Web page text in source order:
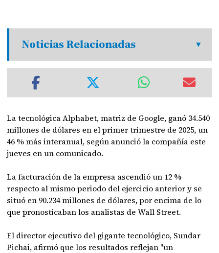
Noticias Relacionadas
La tecnológica Alphabet, matriz de Google, ganó 34.540
millones de dólares en el primer trimestre de 2025, un
46 % más interanual, según anunció la compañía este
jueves en un comunicado.
La facturación de la empresa ascendió un 12 %
respecto al mismo periodo del ejercicio anterior y se
situó en 90.234 millones de dólares, por encima de lo
que pronosticaban los analistas de Wall Street.
El director ejecutivo del gigante tecnológico, Sundar
Pichai, afirmó que los resultados reflejan "un